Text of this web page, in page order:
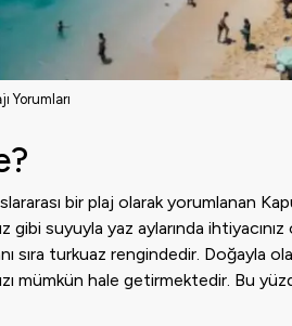
Yorumları
bir plaj olarak yorumlanan
suyuyla yaz aylarında
sıra turkuaz rengindedir. Doğayla
mümkün hale getirmektedir. Bu